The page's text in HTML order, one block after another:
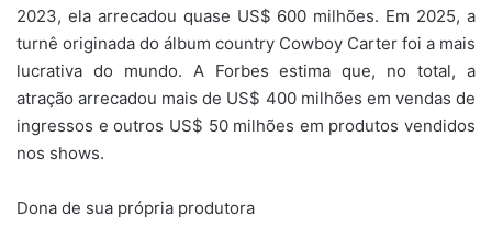
2023, ela arrecadou quase US$ 600 milhões. Em 2025, a
turnê originada do álbum country Cowboy Carter foi a mais
lucrativa do mundo. A Forbes estima que, no total, a
atração arrecadou mais de US$ 400 milhões em vendas de
ingressos e outros US$ 50 milhões em produtos vendidos
nos shows.
Dona de sua própria produtora